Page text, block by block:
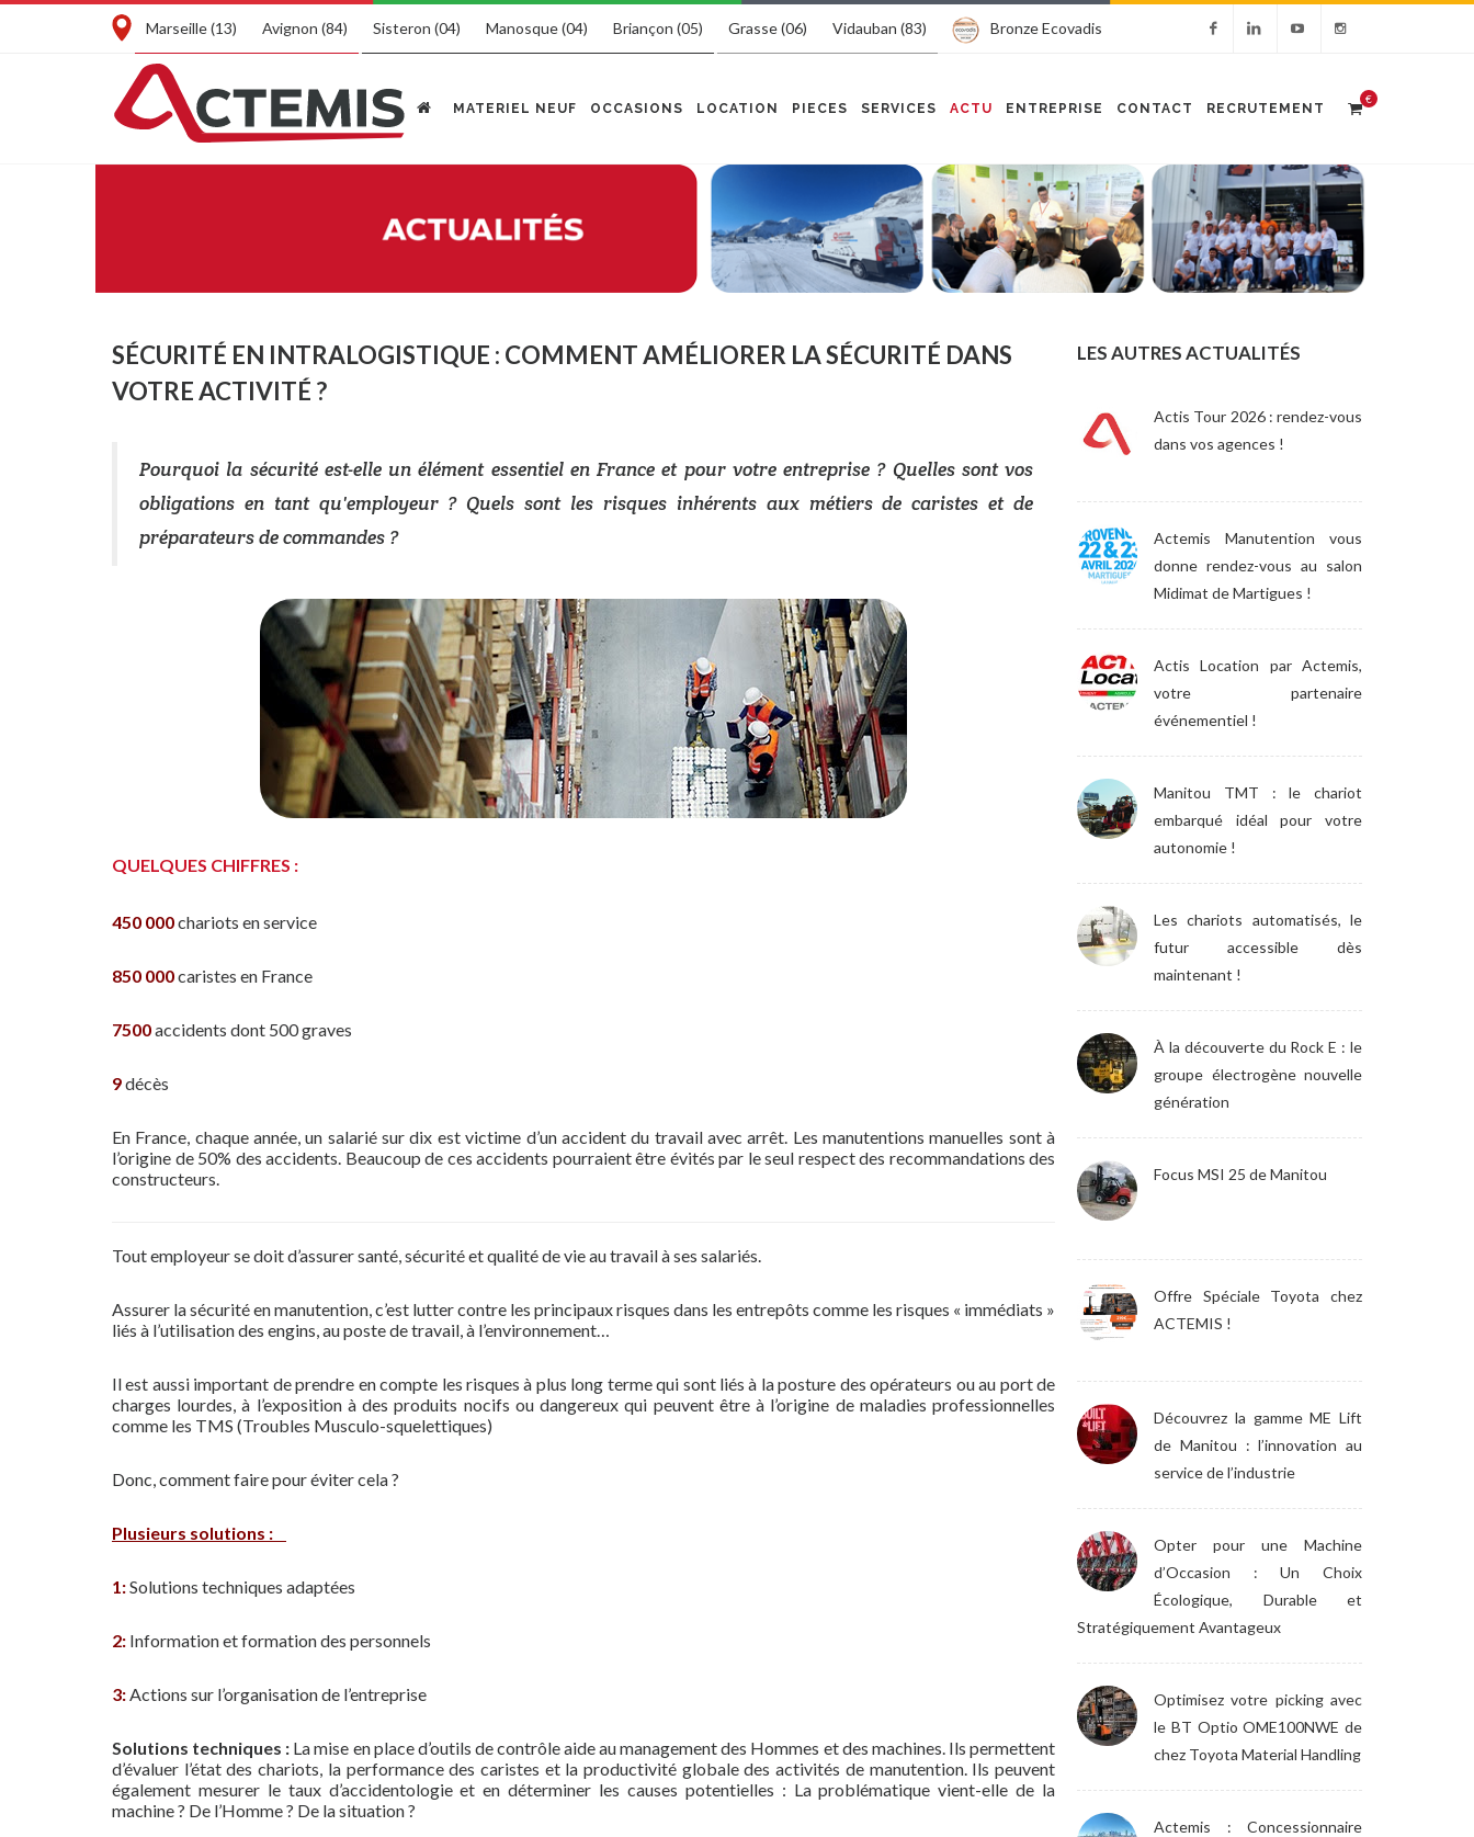
Marseille (13) Avignon (84) Sisteron (04) Manosque (04) Briançon (05) Grasse (06) Vidauban (83) Bronze Ecovadis
MATERIEL NEUF OCCASIONS LOCATION PIECES SERVICES ACTU ENTREPRISE CONTACT RECRUTEMENT
€
SÉCURITÉ EN INTRALOGISTIQUE : COMMENT AMÉLIORER LA SÉCURITÉ DANS
VOTRE ACTIVITÉ ?
Pourquoi la sécurité est-elle un élément essentiel en France et pour votre entreprise ? Quelles sont vos
obligations en tant qu'employeur ? Quels sont les risques inhérents aux métiers de caristes et de
préparateurs de commandes ?
QUELQUES CHIFFRES :
450 000chariots en service
850 000caristes en France
7500accidents dont 500 graves
9décès
En France, chaque année, un salarié sur dix est victime d’un accident du travail avec arrêt. Les manutentions manuelles sont à
l’origine de 50% des accidents. Beaucoup de ces accidents pourraient être évités par le seul respect des recommandations des
constructeurs.
Tout employeur se doit d’assurer santé, sécurité et qualité de vie au travail à ses salariés.
Assurer la sécurité en manutention, c’est lutter contre les principaux risques dans les entrepôts comme les risques « immédiats »
liés à l’utilisation des engins, au poste de travail, à l’environnement…
Il est aussi important de prendre en compte les risques à plus long terme qui sont liés à la posture des opérateurs ou au port de
charges lourdes, à l’exposition à des produits nocifs ou dangereux qui peuvent être à l’origine de maladies professionnelles
comme les TMS (Troubles Musculo-squelettiques)
Donc, comment faire pour éviter cela ?
Plusieurs solutions :
1:Solutions techniques adaptées
2: Information et formation des personnels
3:Actions sur l’organisation de l’entreprise
Solutions techniques : La mise en place d’outils de contrôle aide au management des Hommes et des machines. Ils permettent
d’évaluer l’état des chariots, la performance des caristes et la productivité globale des activités de manutention. Ils peuvent
également mesurer le taux d’accidentologie et en déterminer les causes potentielles : La problématique vient-elle de la
machine ? De l’Homme ? De la situation ?
LES AUTRES ACTUALITÉS
Actis Tour 2026 : rendez-vous
dans vos agences !
Actemis Manutention vous
donne rendez-vous au salon
Midimat de Martigues !
Actis Location par Actemis,
votre partenaire
événementiel !
Manitou TMT : le chariot
embarqué idéal pour votre
autonomie !
Les chariots automatisés, le
futur accessible dès
maintenant !
À la découverte du Rock E : le
groupe électrogène nouvelle
génération
Focus MSI 25 de Manitou
Offre Spéciale Toyota chez
ACTEMIS !
Découvrez la gamme ME Lift
de Manitou : l’innovation au
service de l’industrie
Opter pour une Machine
d’Occasion : Un Choix
Écologique, Durable et
Stratégiquement Avantageux
Optimisez votre picking avec
le BT Optio OME100NWE de
chez Toyota Material Handling
Actemis : Concessionnaire